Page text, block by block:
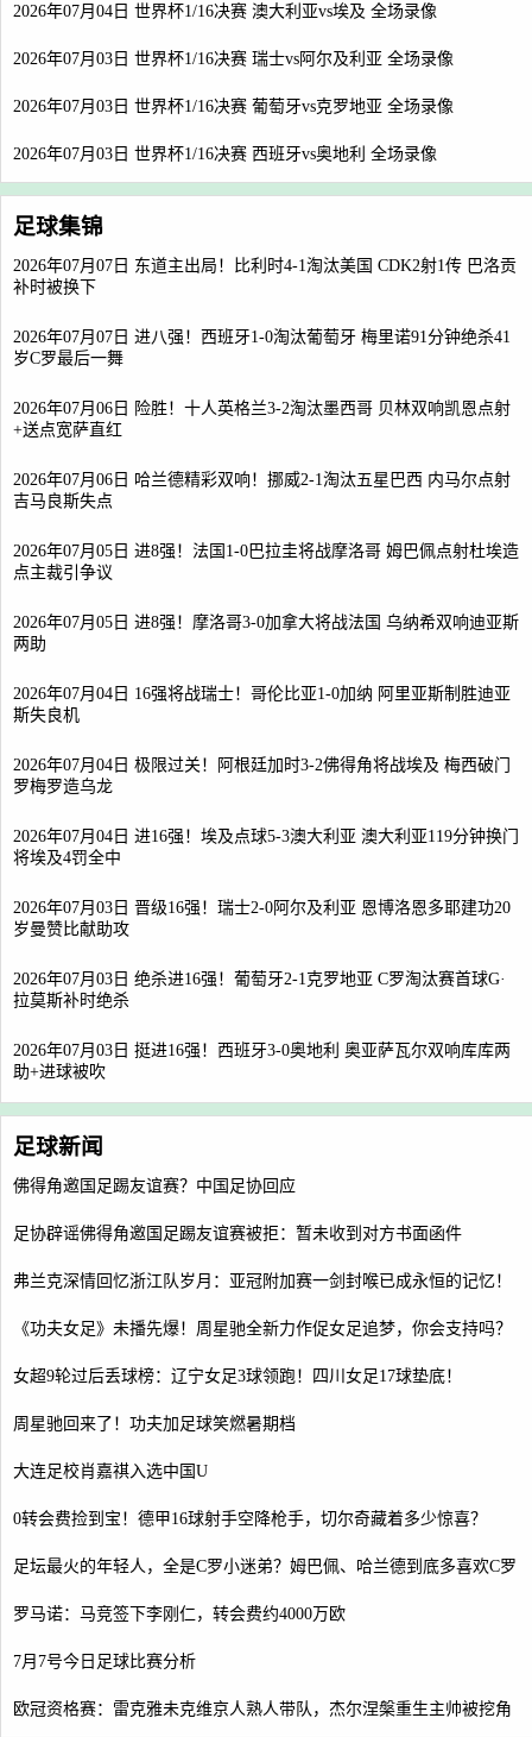
2026年07月04日 世界杯1/16决赛 澳大利亚vs埃及 全场录像
2026年07月03日 世界杯1/16决赛 瑞士vs阿尔及利亚 全场录像
2026年07月03日 世界杯1/16决赛 葡萄牙vs克罗地亚 全场录像
2026年07月03日 世界杯1/16决赛 西班牙vs奥地利 全场录像
足球集锦
2026年07月07日 东道主出局！比利时4-1淘汰美国 CDK2射1传 巴洛贡
补时被换下
2026年07月07日 进八强！西班牙1-0淘汰葡萄牙 梅里诺91分钟绝杀41
岁C罗最后一舞
2026年07月06日 险胜！十人英格兰3-2淘汰墨西哥 贝林双响凯恩点射
+送点宽萨直红
2026年07月06日 哈兰德精彩双响！挪威2-1淘汰五星巴西 内马尔点射
吉马良斯失点
2026年07月05日 进8强！法国1-0巴拉圭将战摩洛哥 姆巴佩点射杜埃造
点主裁引争议
2026年07月05日 进8强！摩洛哥3-0加拿大将战法国 乌纳希双响迪亚斯
两助
2026年07月04日 16强将战瑞士！哥伦比亚1-0加纳 阿里亚斯制胜迪亚
斯失良机
2026年07月04日 极限过关！阿根廷加时3-2佛得角将战埃及 梅西破门
罗梅罗造乌龙
2026年07月04日 进16强！埃及点球5-3澳大利亚 澳大利亚119分钟换门
将埃及4罚全中
2026年07月03日 晋级16强！瑞士2-0阿尔及利亚 恩博洛恩多耶建功20
岁曼赞比献助攻
2026年07月03日 绝杀进16强！葡萄牙2-1克罗地亚 C罗淘汰赛首球G·
拉莫斯补时绝杀
2026年07月03日 挺进16强！西班牙3-0奥地利 奥亚萨瓦尔双响库库两
助+进球被吹
足球新闻
佛得角邀国足踢友谊赛？中国足协回应
足协辟谣佛得角邀国足踢友谊赛被拒：暂未收到对方书面函件
弗兰克深情回忆浙江队岁月：亚冠附加赛一剑封喉已成永恒的记忆！
《功夫女足》未播先爆！周星驰全新力作促女足追梦，你会支持吗？
女超9轮过后丢球榜：辽宁女足3球领跑！四川女足17球垫底！
周星驰回来了！功夫加足球笑燃暑期档
大连足校肖嘉祺入选中国U
0转会费捡到宝！德甲16球射手空降枪手，切尔奇藏着多少惊喜？
足坛最火的年轻人，全是C罗小迷弟？姆巴佩、哈兰德到底多喜欢C罗
罗马诺：马竞签下李刚仁，转会费约4000万欧
7月7号今日足球比赛分析
欧冠资格赛：雷克雅未克维京人熟人带队，杰尔涅槃重生主帅被挖角